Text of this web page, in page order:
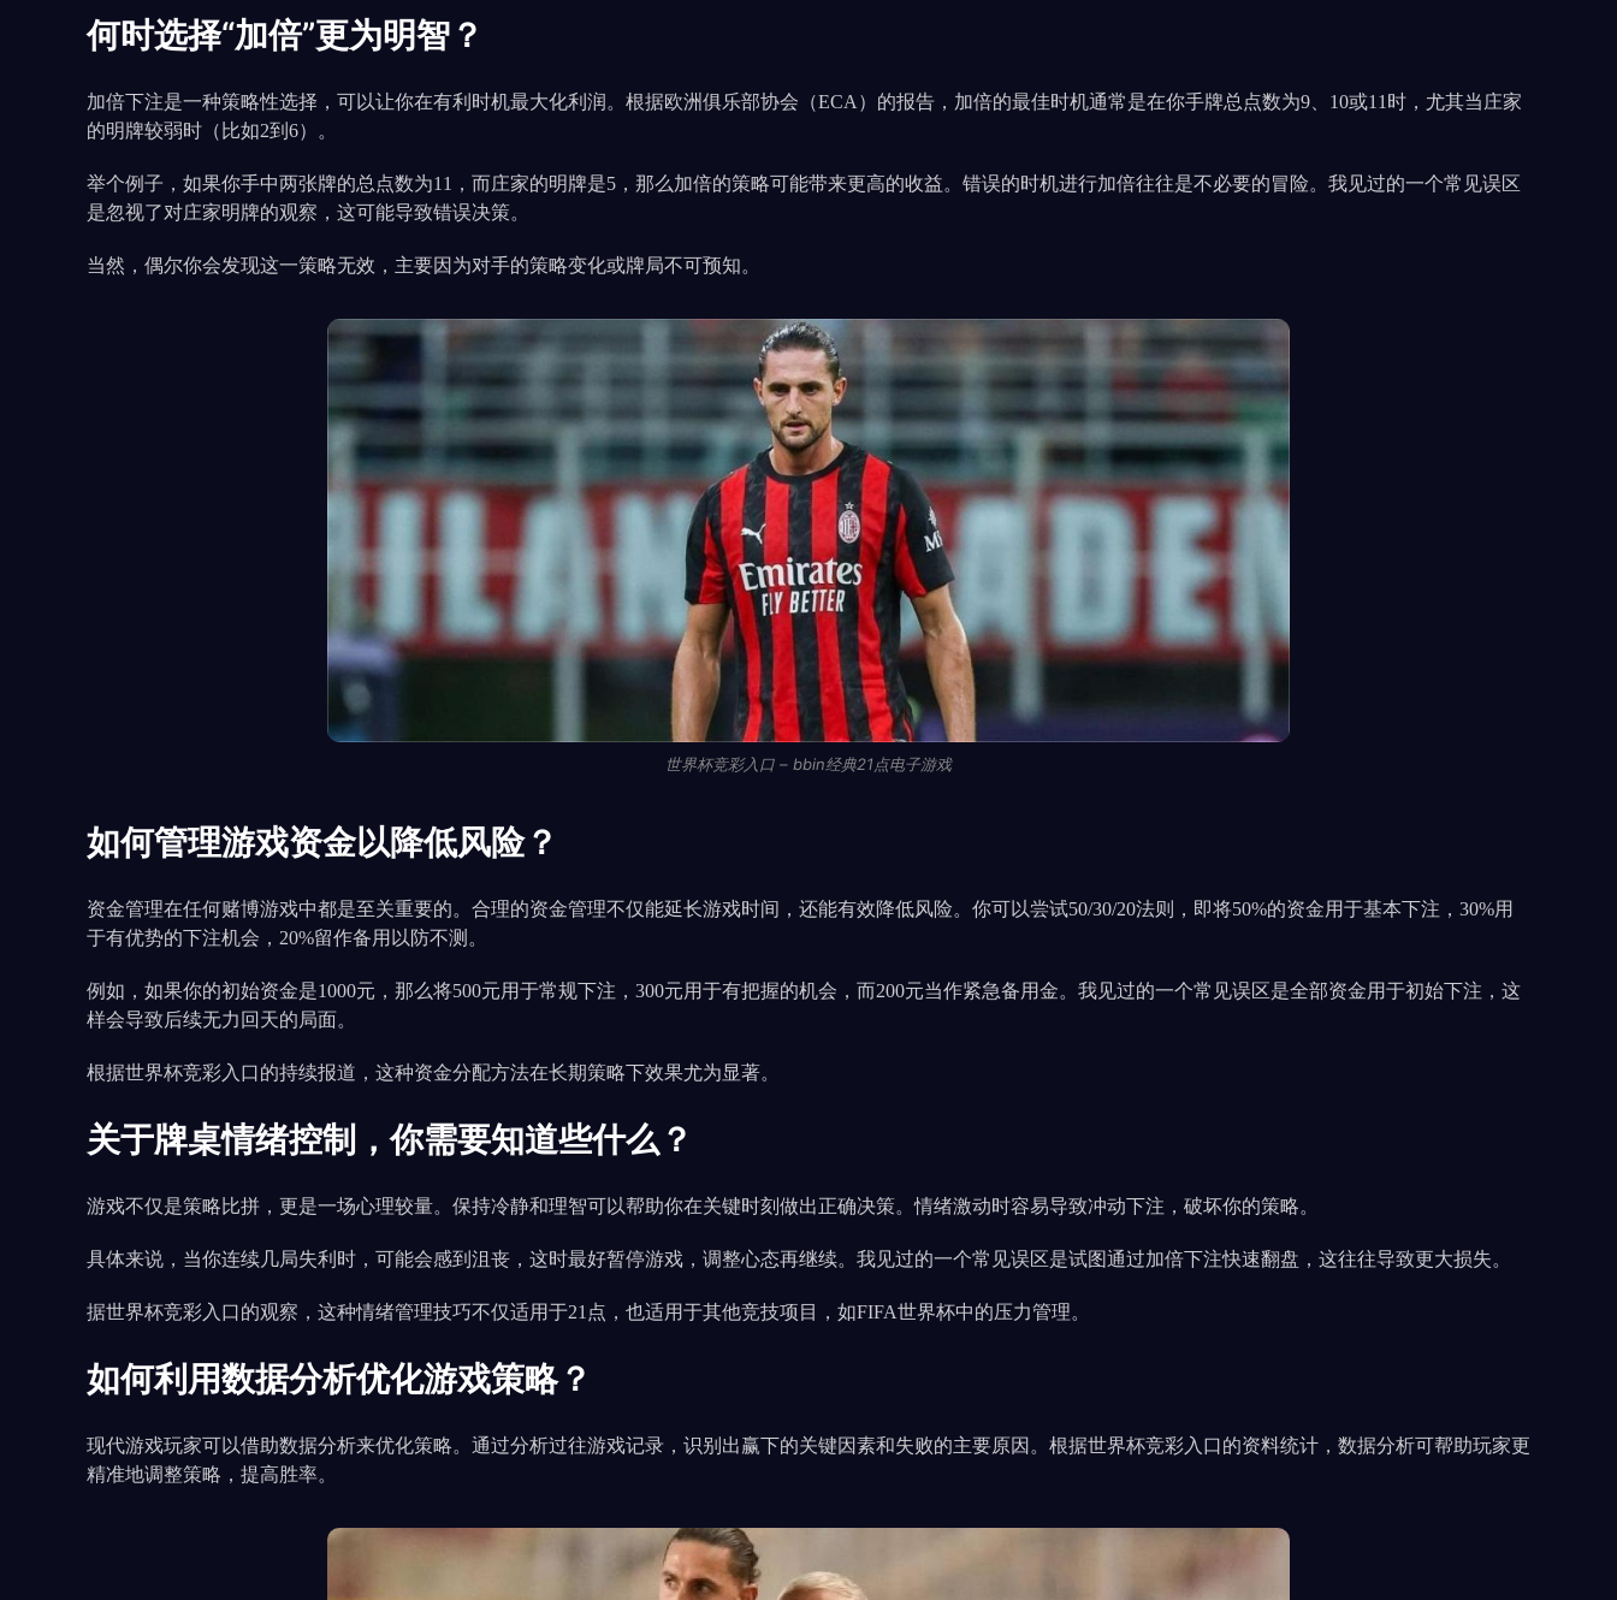
何时选择“加倍”更为明智？
加倍下注是一种策略性选择，可以让你在有利时机最大化利润。根据欧洲俱乐部协会（ECA）的报告，加倍的最佳时机通常是在你手牌总点数为9、10或11时，尤其当庄家
的明牌较弱时（比如2到6）。
举个例子，如果你手中两张牌的总点数为11，而庄家的明牌是5，那么加倍的策略可能带来更高的收益。错误的时机进行加倍往往是不必要的冒险。我见过的一个常见误区
是忽视了对庄家明牌的观察，这可能导致错误决策。
当然，偶尔你会发现这一策略无效，主要因为对手的策略变化或牌局不可预知。
世界杯竞彩入口 – bbin经典21点电子游戏
如何管理游戏资金以降低风险？
资金管理在任何赌博游戏中都是至关重要的。合理的资金管理不仅能延长游戏时间，还能有效降低风险。你可以尝试50/30/20法则，即将50%的资金用于基本下注，30%用
于有优势的下注机会，20%留作备用以防不测。
例如，如果你的初始资金是1000元，那么将500元用于常规下注，300元用于有把握的机会，而200元当作紧急备用金。我见过的一个常见误区是全部资金用于初始下注，这
样会导致后续无力回天的局面。
根据世界杯竞彩入口的持续报道，这种资金分配方法在长期策略下效果尤为显著。
关于牌桌情绪控制，你需要知道些什么？
游戏不仅是策略比拼，更是一场心理较量。保持冷静和理智可以帮助你在关键时刻做出正确决策。情绪激动时容易导致冲动下注，破坏你的策略。
具体来说，当你连续几局失利时，可能会感到沮丧，这时最好暂停游戏，调整心态再继续。我见过的一个常见误区是试图通过加倍下注快速翻盘，这往往导致更大损失。
据世界杯竞彩入口的观察，这种情绪管理技巧不仅适用于21点，也适用于其他竞技项目，如FIFA世界杯中的压力管理。
如何利用数据分析优化游戏策略？
现代游戏玩家可以借助数据分析来优化策略。通过分析过往游戏记录，识别出赢下的关键因素和失败的主要原因。根据世界杯竞彩入口的资料统计，数据分析可帮助玩家更
精准地调整策略，提高胜率。